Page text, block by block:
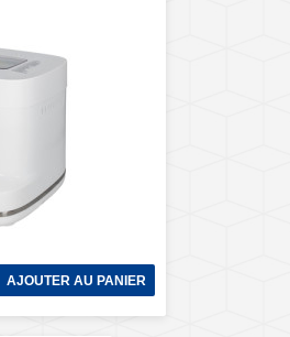
AJOUTER AU PANIER